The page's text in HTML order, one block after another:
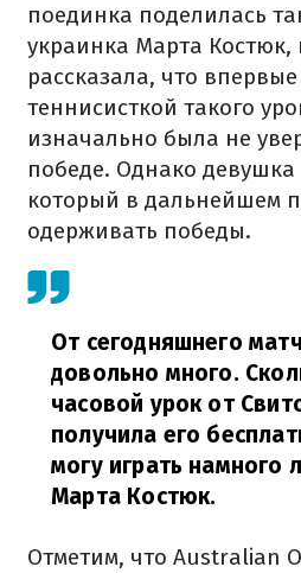
поединка поделилась
украинка Марта Костюк,
рассказала, что
теннисисткой такого
изначально была не
победе. Однако
который в дальнейшем
одерживать победы.
От сегодняшнего
довольно много.
часовой урок от
получила его
могу играть намного
Марта Костюк.
Отметим, что Australian